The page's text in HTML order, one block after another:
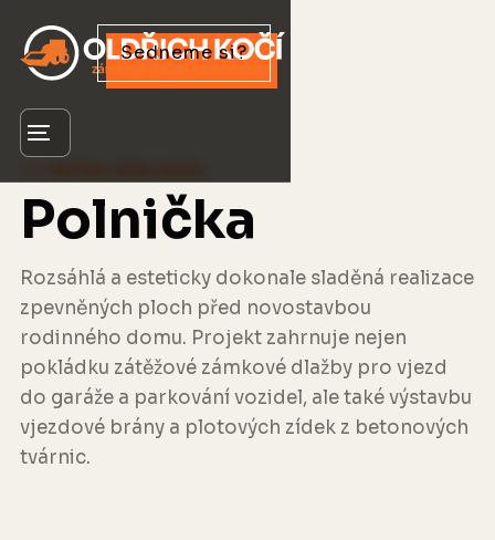
Sedneme si?
Menu
Polnička
Rozsáhlá a esteticky dokonale sladěná realizace
zpevněných ploch před novostavbou
rodinného domu. Projekt zahrnuje nejen
pokládku zátěžové zámkové dlažby pro vjezd
do garáže a parkování vozidel, ale také výstavbu
vjezdové brány a plotových zídek z betonových
tvárnic.